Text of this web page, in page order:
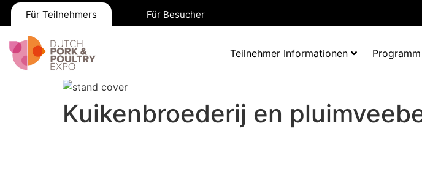
Für Teilnehmers Für Besucher
Teilnehmer Informationen Programm
Kuikenbroederij en